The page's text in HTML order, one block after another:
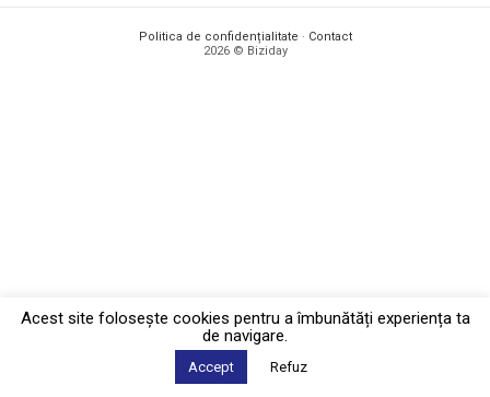
Politica de confidențialitate · Contact
2026 © Biziday
Acest site foloseşte cookies pentru a îmbunătăți experiența ta
de navigare.
Accept Refuz